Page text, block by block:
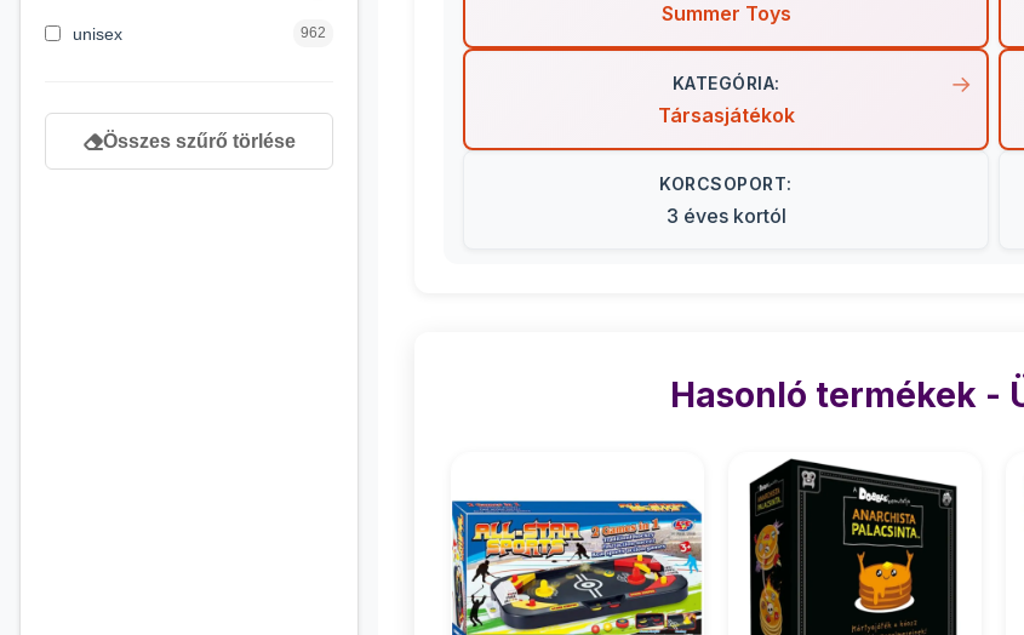
7 éves kortól 53
unisex 962
Összes szűrő törlése
Summer Toys
KATEGÓRIA:
Társasjátékok
KORCSOPORT:
3 éves kortól
Hasonló termékek -